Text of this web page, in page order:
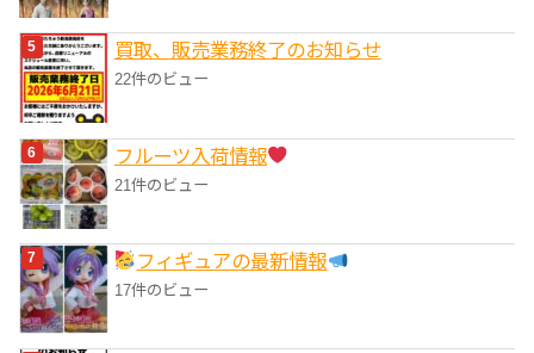
買取、販売業務終了のお知らせ
22件のビュー
フルーツ入荷情報
21件のビュー
フィギュアの最新情報
17件のビュー